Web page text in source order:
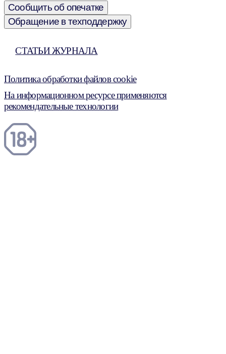
Сообщить об опечатке
Обращение в техподдержку
СТАТЬИ ЖУРНАЛА
Политика обработки файлов cookie
На информационном ресурсе применяются
рекомендательные технологии